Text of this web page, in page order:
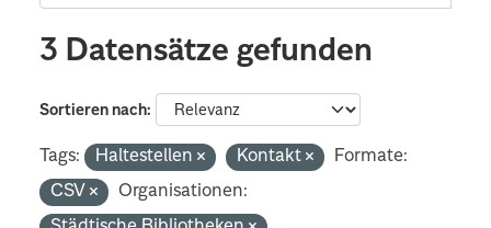
3 Datensätze gefunden
Sortieren nach
Tags: Haltestellen Kontakt
Formate:
CSV
Organisationen: